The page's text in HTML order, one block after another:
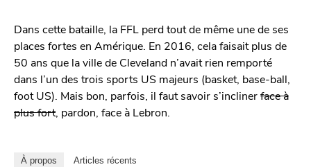
Dans cette bataille, la FFL perd tout de même une de ses
places fortes en Amérique. En 2016, cela faisait plus de
50 ans que la ville de Cleveland n’avait rien remporté
dans l’un des trois sports US majeurs (basket, base-ball,
foot US). Mais bon, parfois, il faut savoir s’inclinerface à
plus fort, pardon, face à Lebron.
À propos Articles récents